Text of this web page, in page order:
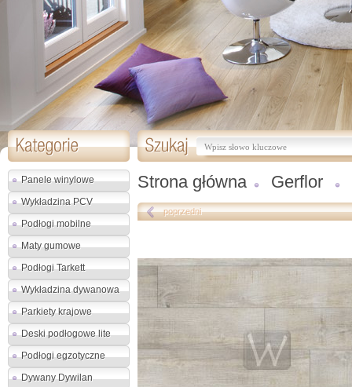
Panele winylowe
Wykładzina PCV
Podłogi mobilne
Maty gumowe
Podłogi Tarkett
Wykładzina dywanowa
Parkiety krajowe
Deski podłogowe lite
Podłogi egzotyczne
Dywany Dywilan
Strona główna Gerflor
poprzedni